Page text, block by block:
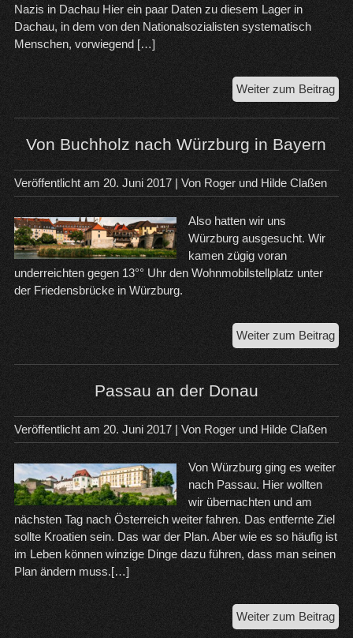
Nazis in Dachau Hier ein paar Daten zu diesem Lager in
Dachau, in dem von den Nationalsozialisten systematisch
Menschen, vorwiegend […]
Weiter zum Beitrag
und
Von Buchholz nach Würzburg in Bayern
Veröffentlicht am 20. Juni 2017| VonRoger und Hilde Claßen
Also hatten wir uns
Würzburg ausgesucht. Wir
kamen zügig voran
underreichten gegen 13°° Uhr den Wohnmobilstellplatz unter
der Friedensbrücke in Würzburg.
Weiter zum Beitrag
in
Passau an der Donau
Veröffentlicht am 20. Juni 2017| Von Roger und Hilde Claßen
Von Würzburg ging es weiter
nach Passau. Hier wollten
wir übernachten und am
nächsten Tag nach Österreich weiter fahren. Das entfernte Ziel
sollte Kroatien sein. Das war der Plan. Aber wie es so häufig ist
im Leben können winzige Dinge dazu führen, dass man seinen
Plan ändern muss.[…]
Weiter zum Beitrag
an